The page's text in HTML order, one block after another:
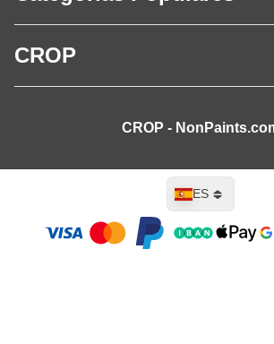
CROP
CROP -
Lenguaje
ES